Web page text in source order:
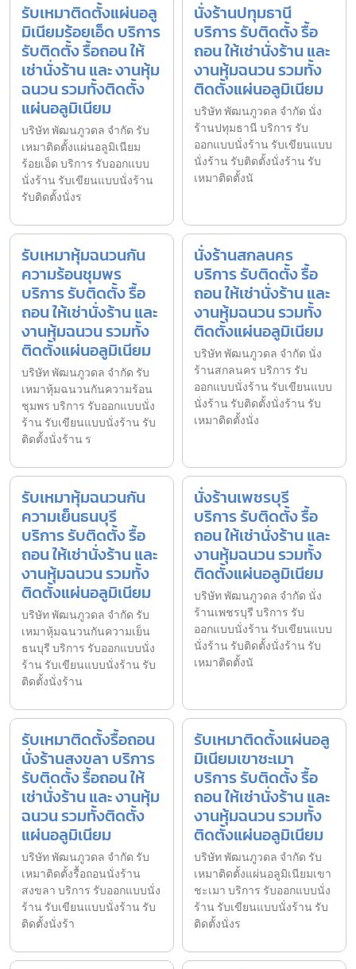
รับเหมาติดตั้งแผ่นอลู
มิเนียมร้อยเอ็ด บริการ
รับติดตั้ง รื้อถอน ให้
เช่านั่งร้าน และ งานหุ้ม
ฉนวน รวมทั้งติดตั้ง
แผ่นอลูมิเนียม
บริษัท พัฒนภูวดล จำกัด รับ
เหมาติดตั้งแผ่นอลูมิเนียม
ร้อยเอ็ด บริการ รับออกแบบ
นั่งร้าน รับเขียนแบบนั่งร้าน
รับติดตั้งนั่งร
นั่งร้านปทุมธานี
บริการ รับติดตั้ง รื้อ
ถอน ให้เช่านั่งร้าน และ
งานหุ้มฉนวน รวมทั้ง
ติดตั้งแผ่นอลูมิเนียม
บริษัท พัฒนภูวดล จำกัด นั่ง
ร้านปทุมธานี บริการ รับ
ออกแบบนั่งร้าน รับเขียนแบบ
นั่งร้าน รับติดตั้งนั่งร้าน รับ
เหมาติดตั้งนั
รับเหมาหุ้มฉนวนกัน
ความร้อนชุมพร
บริการ รับติดตั้ง รื้อ
ถอน ให้เช่านั่งร้าน และ
งานหุ้มฉนวน รวมทั้ง
ติดตั้งแผ่นอลูมิเนียม
บริษัท พัฒนภูวดล จำกัด รับ
เหมาหุ้มฉนวนกันความร้อน
ชุมพร บริการ รับออกแบบนั่ง
ร้าน รับเขียนแบบนั่งร้าน รับ
ติดตั้งนั่งร้าน ร
นั่งร้านสกลนคร
บริการ รับติดตั้ง รื้อ
ถอน ให้เช่านั่งร้าน และ
งานหุ้มฉนวน รวมทั้ง
ติดตั้งแผ่นอลูมิเนียม
บริษัท พัฒนภูวดล จำกัด นั่ง
ร้านสกลนคร บริการ รับ
ออกแบบนั่งร้าน รับเขียนแบบ
นั่งร้าน รับติดตั้งนั่งร้าน รับ
เหมาติดตั้งนั่ง
รับเหมาหุ้มฉนวนกัน
ความเย็นธนบุรี
บริการ รับติดตั้ง รื้อ
ถอน ให้เช่านั่งร้าน และ
งานหุ้มฉนวน รวมทั้ง
ติดตั้งแผ่นอลูมิเนียม
บริษัท พัฒนภูวดล จำกัด รับ
เหมาหุ้มฉนวนกันความเย็น
ธนบุรี บริการ รับออกแบบนั่ง
ร้าน รับเขียนแบบนั่งร้าน รับ
ติดตั้งนั่งร้าน
นั่งร้านเพชรบุรี
บริการ รับติดตั้ง รื้อ
ถอน ให้เช่านั่งร้าน และ
งานหุ้มฉนวน รวมทั้ง
ติดตั้งแผ่นอลูมิเนียม
บริษัท พัฒนภูวดล จำกัด นั่ง
ร้านเพชรบุรี บริการ รับ
ออกแบบนั่งร้าน รับเขียนแบบ
นั่งร้าน รับติดตั้งนั่งร้าน รับ
เหมาติดตั้งนั
รับเหมาติดตั้งรื้อถอน
นั่งร้านสงขลา บริการ
รับติดตั้ง รื้อถอน ให้
เช่านั่งร้าน และ งานหุ้ม
ฉนวน รวมทั้งติดตั้ง
แผ่นอลูมิเนียม
บริษัท พัฒนภูวดล จำกัด รับ
เหมาติดตั้งรื้อถอนนั่งร้าน
สงขลา บริการ รับออกแบบนั่ง
ร้าน รับเขียนแบบนั่งร้าน รับ
ติดตั้งนั่งร้า
รับเหมาติดตั้งแผ่นอลู
มิเนียมเขาชะเมา
บริการ รับติดตั้ง รื้อ
ถอน ให้เช่านั่งร้าน และ
งานหุ้มฉนวน รวมทั้ง
ติดตั้งแผ่นอลูมิเนียม
บริษัท พัฒนภูวดล จำกัด รับ
เหมาติดตั้งแผ่นอลูมิเนียมเขา
ชะเมา บริการ รับออกแบบนั่ง
ร้าน รับเขียนแบบนั่งร้าน รับ
ติดตั้งนั่งร